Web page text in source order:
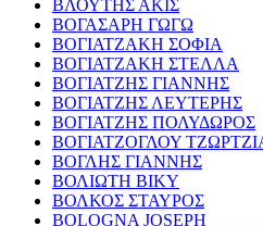
ΒΛΟΥΤΗΣ ΑΚΙΣ
ΒΟΓΑΣΑΡΗ ΓΩΓΩ
ΒΟΓΙΑΤΖΑΚΗ ΣΟΦΙΑ
ΒΟΓΙΑΤΖΑΚΗ ΣΤΕΛΛΑ
ΒΟΓΙΑΤΖΗΣ ΓΙΑΝΝΗΣ
ΒΟΓΙΑΤΖΗΣ ΛΕΥΤΕΡΗΣ
ΒΟΓΙΑΤΖΗΣ ΠΟΛΥΔΩΡΟΣ
ΒΟΓΙΑΤΖΟΓΛΟΥ
ΒΟΓΛΗΣ ΓΙΑΝΝΗΣ
ΒΟΛΙΩΤΗ ΒΙΚΥ
ΒΟΛΚΟΣ ΣΤΑΥΡΟΣ
BOLOGNA JOSEPH